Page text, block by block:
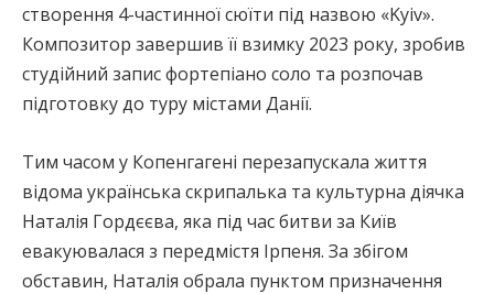
створення 4-частинної сюїти під назвою «Kyiv».
Композитор завершив її взимку 2023 року, зробив
студійний запис фортепіано соло та розпочав
підготовку до туру містами Данії.
Тим часом у Копенгагені перезапускала життя
відома українська скрипалька та культурна діячка
Наталія Гордєєва, яка під час битви за Київ
евакуювалася з передмістя Ірпеня. За збігом
обставин, Наталія обрала пунктом призначення